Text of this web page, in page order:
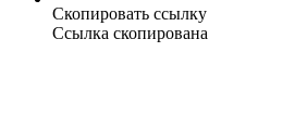
Скопировать ссылку
Ссылка скопирована